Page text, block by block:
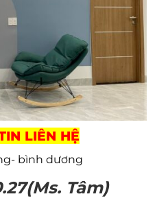
LIÊN HỆ
bình dương
Tâm)